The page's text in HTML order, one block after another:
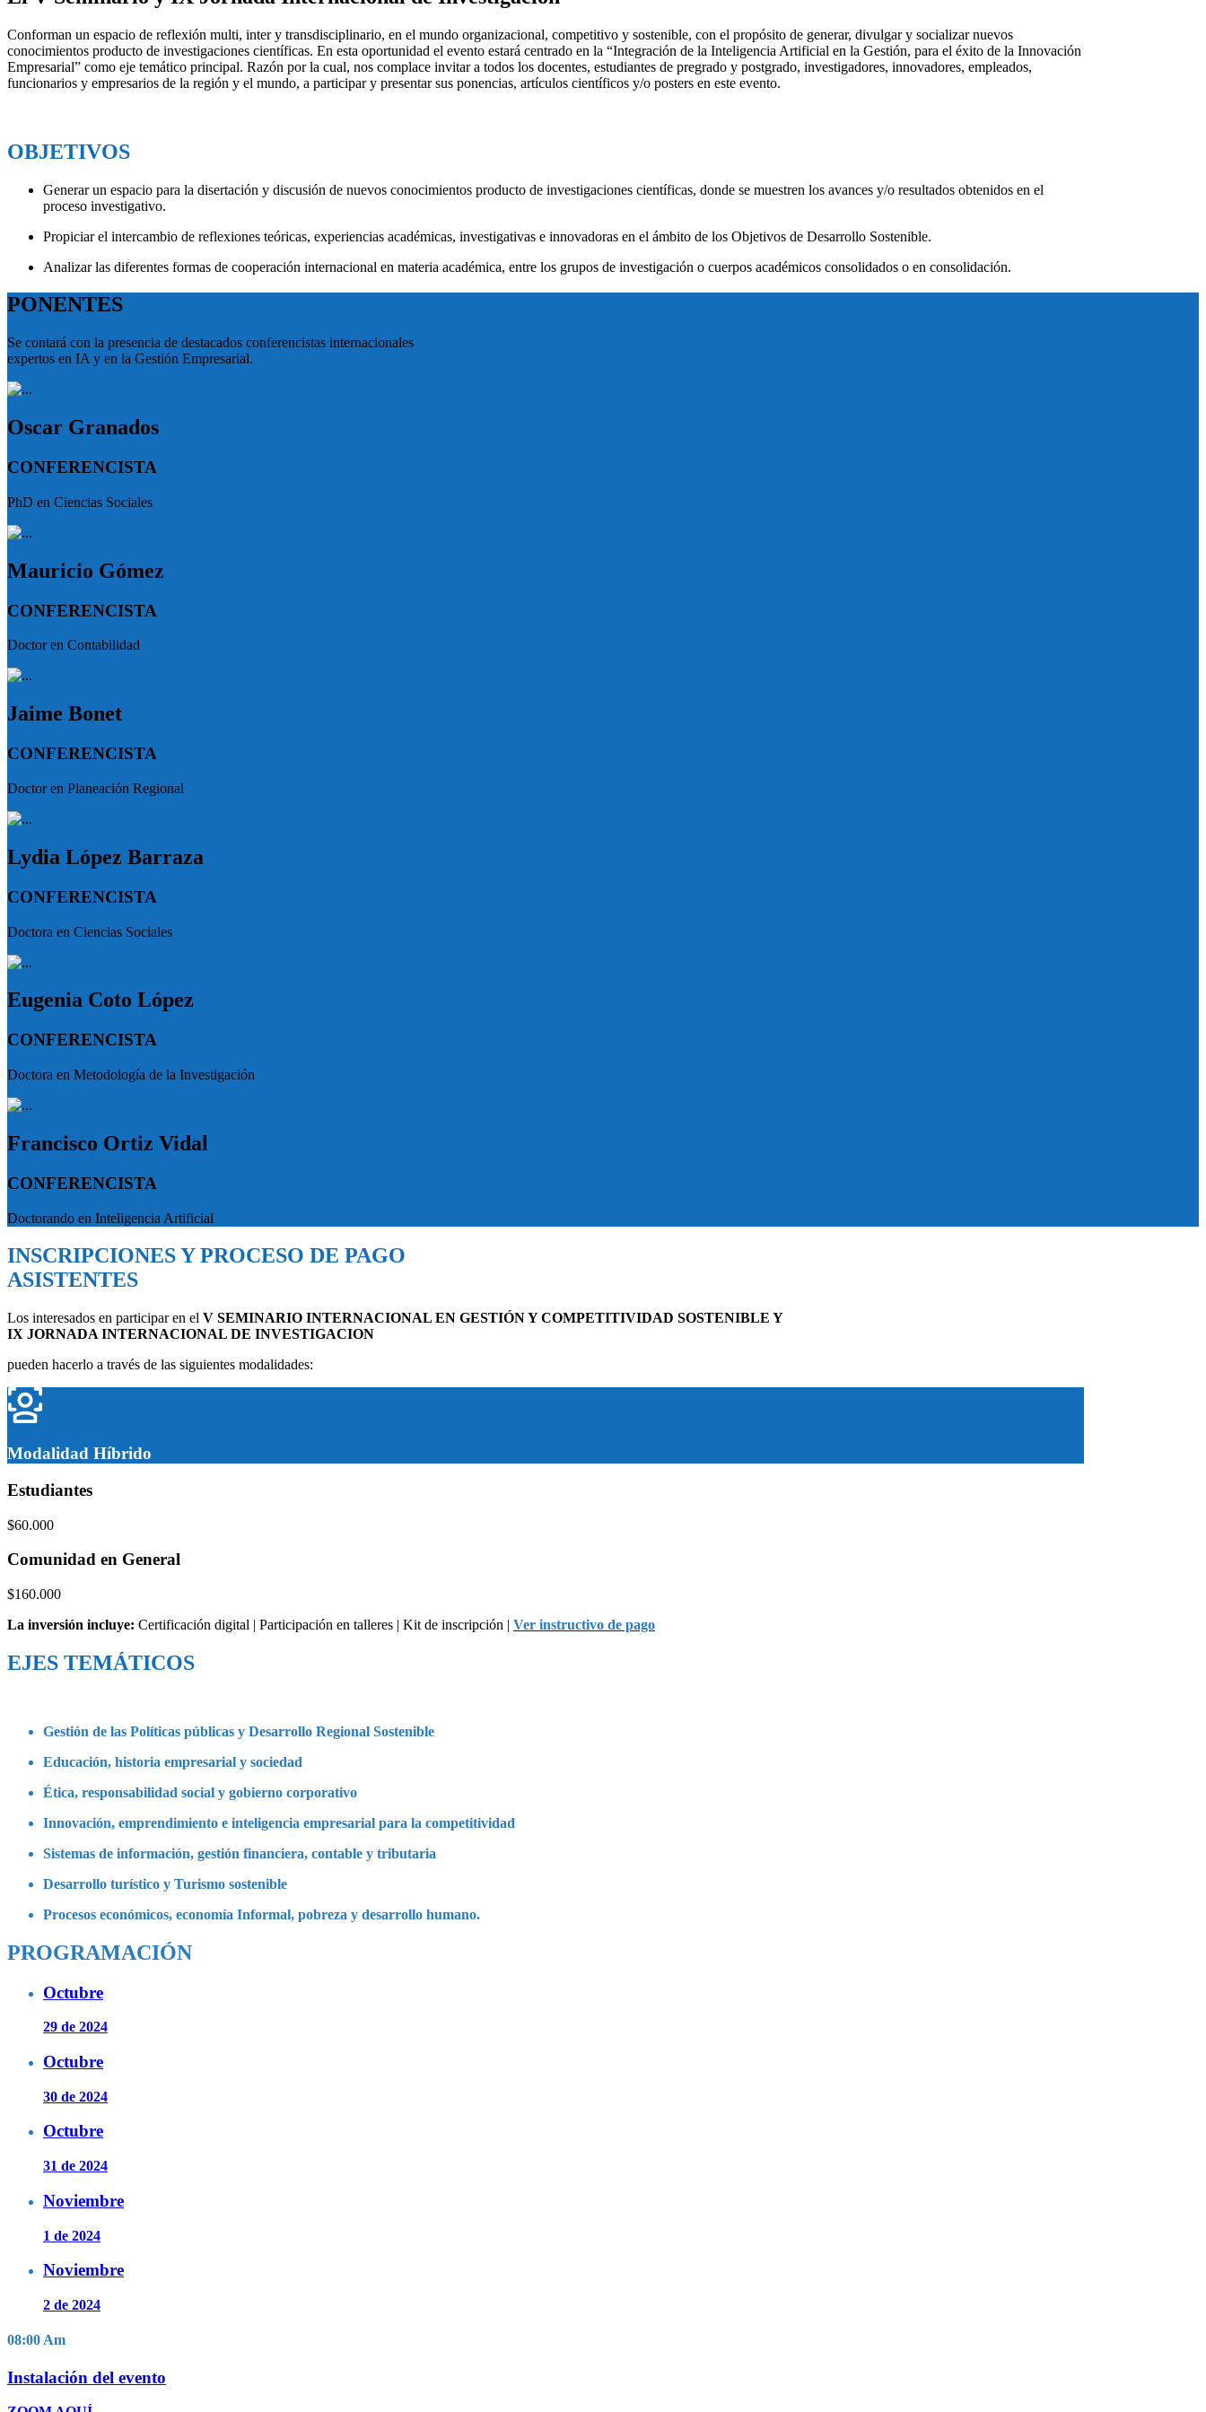
Conforman un espacio de reflexión multi, inter y transdisciplinario, en el mundo organizacional, competitivo y sostenible, con el propósito de generar, divulgar y socializar nuevos
conocimientos producto de investigaciones científicas. En esta oportunidad el evento estará centrado en la “Integración de la Inteligencia Artificial en la Gestión, para el éxito de la Innovación
Empresarial” como eje temático principal. Razón por la cual, nos complace invitar a todos los docentes, estudiantes de pregrado y postgrado, investigadores, innovadores, empleados,
funcionarios y empresarios de la región y el mundo, a participar y presentar sus ponencias, artículos científicos y/o posters en este evento.
OBJETIVOS
Generar un espacio para la disertación y discusión de nuevos conocimientos producto de investigaciones científicas, donde se muestren los avances y/o resultados obtenidos en el
proceso investigativo.
Propiciar el intercambio de reflexiones teóricas, experiencias académicas, investigativas e innovadoras en el ámbito de los Objetivos de Desarrollo Sostenible.
Analizar las diferentes formas de cooperación internacional en materia académica, entre los grupos de investigación o cuerpos académicos consolidados o en consolidación.
PONENTES
Se contará con la presencia de destacados conferencistas internacionales
expertos en IA y en la Gestión Empresarial.
Oscar Granados
CONFERENCISTA
PhD en Ciencias Sociales
Mauricio Gómez
CONFERENCISTA
Doctor en Contabilidad
Jaime Bonet
CONFERENCISTA
Doctor en Planeación Regional
Lydia López Barraza
CONFERENCISTA
Doctora en Ciencias Sociales
Eugenia Coto López
CONFERENCISTA
Doctora en Metodología de la Investigación
Francisco Ortiz Vidal
CONFERENCISTA
Doctorando en Inteligencia Artificial
INSCRIPCIONES Y PROCESO DE PAGO
ASISTENTES
Los interesados en participar en el V SEMINARIO INTERNACIONAL EN GESTIÓN Y COMPETITIVIDAD SOSTENIBLE Y
IX JORNADA INTERNACIONAL DE INVESTIGACION
pueden hacerlo a través de las siguientes modalidades:
Modalidad Híbrido
Estudiantes
$60.000
Comunidad en General
$160.000
La inversión incluye: Certificación digital | Participación en talleres | Kit de inscripción | Ver instructivo de pago
EJES TEMÁTICOS
Gestión de las Políticas públicas y Desarrollo Regional Sostenible
Educación, historia empresarial y sociedad
Ética, responsabilidad social y gobierno corporativo
Innovación, emprendimiento e inteligencia empresarial para la competitividad
Sistemas de información, gestión financiera, contable y tributaria
Desarrollo turístico y Turismo sostenible
Procesos económicos, economía Informal, pobreza y desarrollo humano.
PROGRAMACIÓN
Octubre
29 de 2024
Octubre
30 de 2024
Octubre
31 de 2024
Noviembre
1 de 2024
Noviembre
2 de 2024
08:00 Am
Instalación del evento